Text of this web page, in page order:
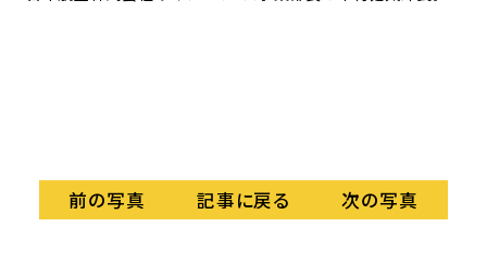
前の写真 記事に戻る 次の写真